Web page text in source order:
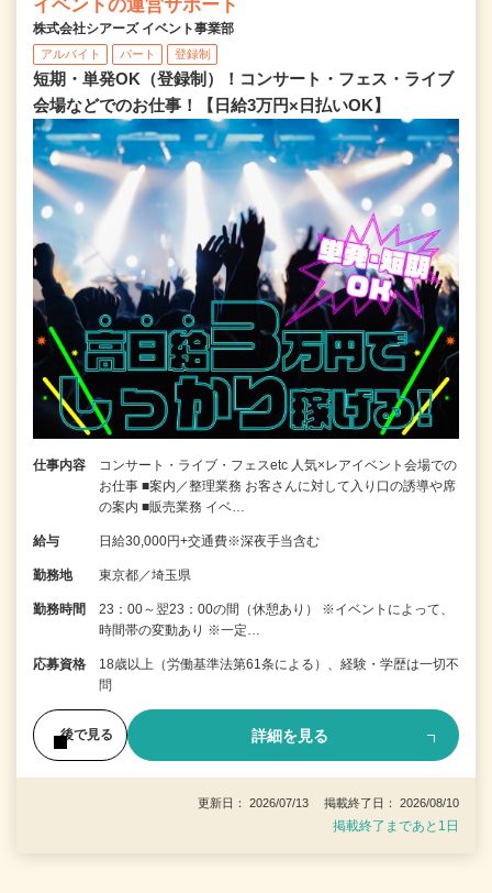
イベントの運営サポート
株式会社シアーズ イベント事業部
アルバイト パート 登録制
短期・単発OK（登録制）！コンサート・フェス・ライブ
会場などでのお仕事！【日給3万円×日払いOK】
仕事内容
コンサート・ライブ・フェスetc 人気×レアイベント会場での
お仕事 ■案内／整理業務 お客さんに対して入り口の誘導や席
の案内 ■販売業務 イベ…
給与 日給30,000円+交通費※深夜手当含む
勤務地 東京都／埼玉県
勤務時間
23：00～翌23：00の間（休憩あり） ※イベントによって、
時間帯の変動あり ※一定…
応募資格
18歳以上（労働基準法第61条による）、経験・学歴は一切不
問
後で見る 詳細を見る
更新日： 2026/07/13 掲載終了日： 2026/08/10
掲載終了まであと1日